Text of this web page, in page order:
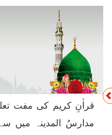
قراٰنِ کریم کی مفت
مدارسُ المدینہ میں